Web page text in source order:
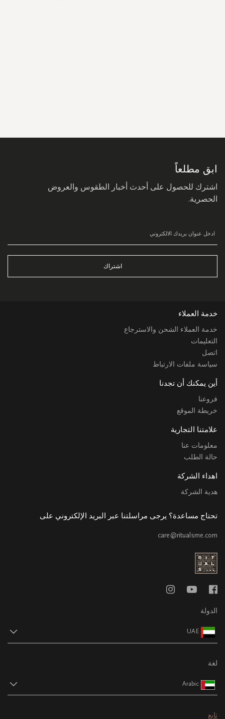
ابق مطلعاً
اشترك للحصول على أحدث أخبار الطقوس والعروض
الحصرية.
اشتراك
خدمة العملاء
خدمة العملاء الشحن والاسترجاع
التعليمات
اتصل
سياسة ملفات الارتباط
أين يمكنك أن تجدنا
فروعنا
خريطة الموقع
علامتنا التجارية
معلومات عنا
حالة الطلب
اهداء الشركة
هدية الشركة
تحتاج مساعدة؟ يرجى مراسلتنا عبر البريد الإلكتروني على
care@ritualsme.com
الدولة
UAE
لغة
Arabic
تابع